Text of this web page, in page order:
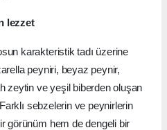
lezzet
karakteristik tadı üzerine
peyniri, beyaz peynir,
zeytin ve yeşil biberden oluşan
sebzelerin ve peynirlerin
görünüm hem de dengeli bir